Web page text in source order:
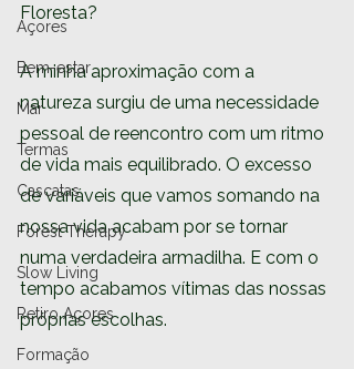
Açores
Bem-estar
Mar
Termas
Cascatas
Forest Therapy
Slow Living
Retiro Açores
Formação
Floresta?
A minha aproximação com a
natureza surgiu de uma necessidade
pessoal de reencontro com um ritmo
de vida mais equilibrado. O excesso
de variáveis que vamos somando na
nossa vida acabam por se tornar
numa verdadeira armadilha. E com o
tempo acabamos vítimas das nossas
próprias escolhas.